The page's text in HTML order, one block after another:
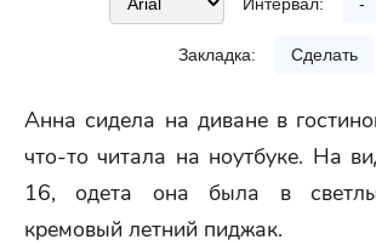
Закладка: Сделать
Анна сидела на диване в
что-то читала на ноутбуке. На
16, одета она была в
кремовый летний пиджак.